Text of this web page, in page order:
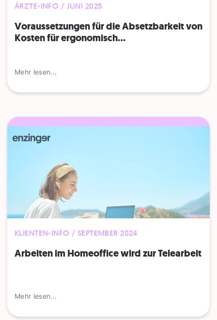
ÄRZTE-INFO / JUNI 2025
Voraussetzungen für die Absetzbarkeit von
Kosten für ergonomisch...
Mehr lesen...
KLIENTEN-INFO / SEPTEMBER 2024
Arbeiten im Homeoffice wird zur Telearbeit
Mehr lesen...